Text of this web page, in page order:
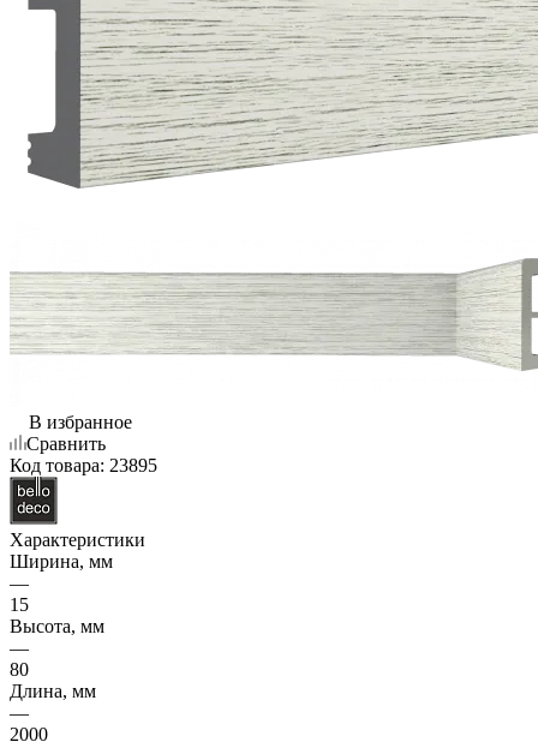
В избранное
Сравнить
Код товара: 23895
Характеристики
Ширина, мм
—
15
Высота, мм
—
80
Длина, мм
—
2000